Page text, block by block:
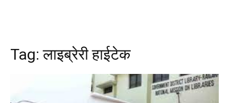
Tag:लाइब्रेरी हाईटेक